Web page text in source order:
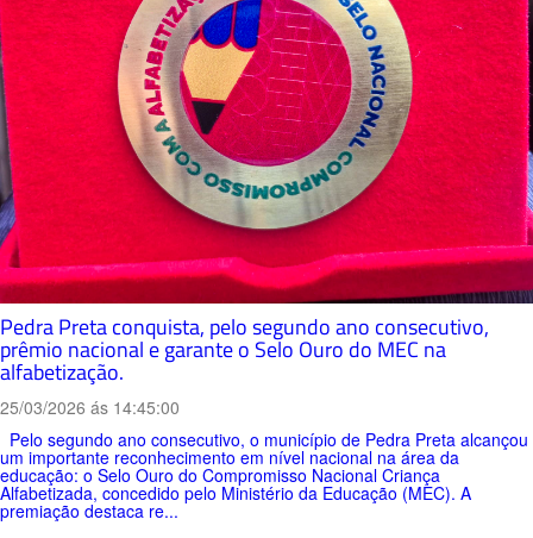
Pedra Preta conquista, pelo segundo ano consecutivo,
prêmio nacional e garante o Selo Ouro do MEC na
alfabetização.
25/03/2026 ás 14:45:00
Pelo segundo ano consecutivo, o município de Pedra Preta alcançou
um importante reconhecimento em nível nacional na área da
educação: o Selo Ouro do Compromisso Nacional Criança
Alfabetizada, concedido pelo Ministério da Educação (MEC). A
premiação destaca re...